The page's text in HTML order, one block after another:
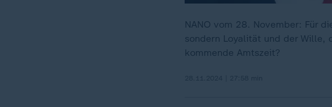
NANO vom 28. November: Für
sondern Loyalität und der Wille,
kommende Amtszeit?